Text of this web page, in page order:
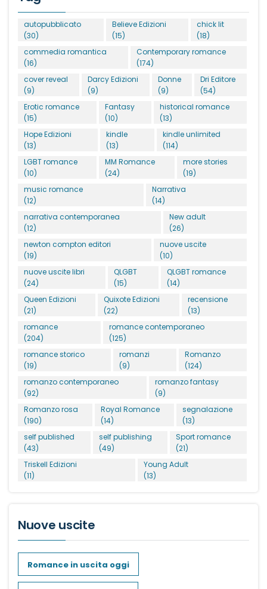
autopubblicato
(30)
Believe Edizioni
(15)
chick lit
(18)
commedia romantica
(16)
Contemporary romance
(174)
cover reveal
(9)
Darcy Edizioni
(9)
Donne
(9)
Dri Editore
(54)
Erotic romance
(15)
Fantasy
(10)
historical romance
(13)
Hope Edizioni
(13)
kindle
(13)
kindle unlimited
(114)
LGBT romance
(10)
MM Romance
(24)
more stories
(19)
music romance
(12)
Narrativa
(14)
narrativa contemporanea
(12)
New adult
(26)
newton compton editori
(19)
nuove uscite
(10)
nuove uscite libri
(24)
QLGBT
(15)
QLGBT romance
(14)
Queen Edizioni
(21)
Quixote Edizioni
(22)
recensione
(13)
romance
(204)
romance contemporaneo
(125)
romance storico
(19)
romanzi
(9)
Romanzo
(124)
romanzo contemporaneo
(92)
romanzo fantasy
(9)
Romanzo rosa
(190)
Royal Romance
(14)
segnalazione
(13)
self published
(43)
self publishing
(49)
Sport romance
(21)
Triskell Edizioni
(11)
Young Adult
(13)
Nuove uscite
Romance in uscita oggi